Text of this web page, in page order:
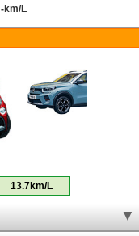
-km/L
13.7km/L